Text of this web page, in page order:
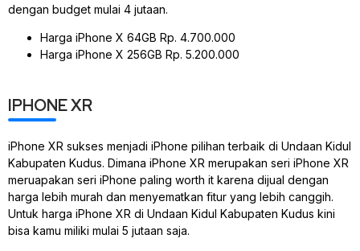
dengan budget mulai 4 jutaan.
Harga iPhone X 64GB Rp. 4.700.000
Harga iPhone X 256GB Rp. 5.200.000
IPHONE XR
iPhone XR sukses menjadi iPhone pilihan terbaik di Undaan Kidul
Kabupaten Kudus. Dimana iPhone XR merupakan seri iPhone XR
meruapakan seri iPhone paling worth it karena dijual dengan
harga lebih murah dan menyematkan fitur yang lebih canggih.
Untuk harga iPhone XR di Undaan Kidul Kabupaten Kudus kini
bisa kamu miliki mulai 5 jutaan saja.